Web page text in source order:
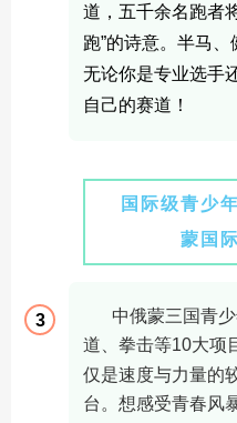
道，五千余名跑者
跑”的诗意。半马、
无论你是专业选手
自己的赛道！
国际级青少
蒙国
3
中俄蒙三国青
道、拳击等10大项
仅是速度与力量的
台。想感受青春风